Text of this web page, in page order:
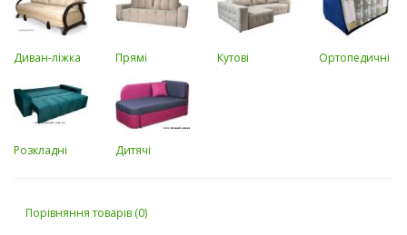
Диван-ліжка Прямі Кутові Ортопедичні
Розкладні Дитячі
Порівняння товарів (0)